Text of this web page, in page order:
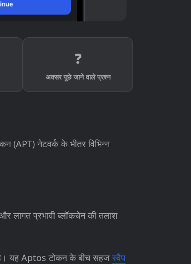
❓
अक्सर पूछे जाने वाले प्रश्न
(APT) नेटवर्क के भीतर विभिन्न
लागत प्रभावी ब्लॉकचेन की तलाश
यह Aptos टोकन के बीच सहजस्वैप